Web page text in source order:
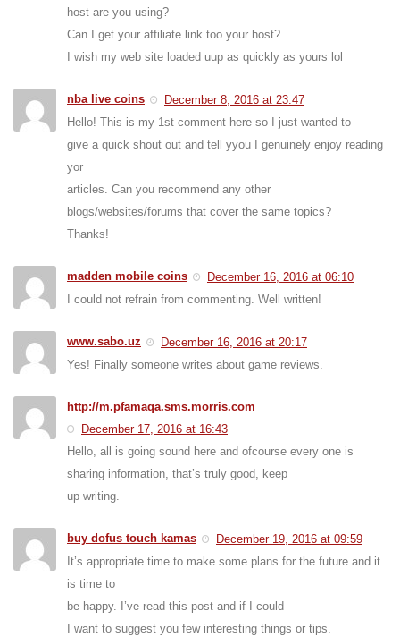
host are you using?
Can I get your affiliate link too your host?
I wish my web site loaded uup as quickly as yours lol
nba live coins
December 8, 2016 at 23:47
Hello! This is my 1st comment here so I just wanted to
give a quick shout out and tell yyou I genuinely enjoy reading
yor
articles. Can you recommend any other
blogs/websites/forums that cover the same topics?
Thanks!
madden mobile coins
December 16, 2016 at 06:10
I could not refrain from commenting. Well written!
www.sabo.uz
December 16, 2016 at 20:17
Yes! Finally someone writes about game reviews.
http://m.pfamaqa.sms.morris.com
December 17, 2016 at 16:43
Hello, all is going sound here and ofcourse every one is
sharing information, that’s truly good, keep
up writing.
buy dofus touch kamas
December 19, 2016 at 09:59
It’s appropriate time to make some plans for the future and it
is time to
be happy. I’ve read this post and if I could
I want to suggest you few interesting things or tips.